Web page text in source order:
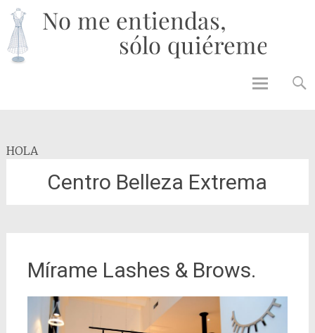
HOLA
Centro Belleza Extrema
Mírame Lashes & Brows.